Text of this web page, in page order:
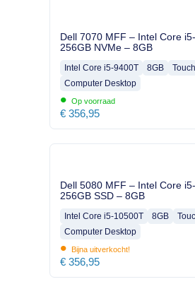
Dell 7070 MFF – Intel Core
256GB NVMe – 8GB
Intel Core i5-9400T 8GB
Computer Desktop
• Op voorraad
€ 356,95
Dell 5080 MFF – Intel Core
256GB SSD – 8GB
Intel Core i5-10500T 8GB
Computer Desktop
• Bijna uitverkocht!
€ 356,95